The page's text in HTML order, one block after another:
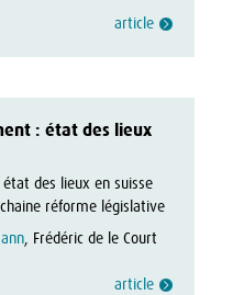
article
: état des lieux
des lieux en suisse
réforme législative
, Frédéric de le Court
article